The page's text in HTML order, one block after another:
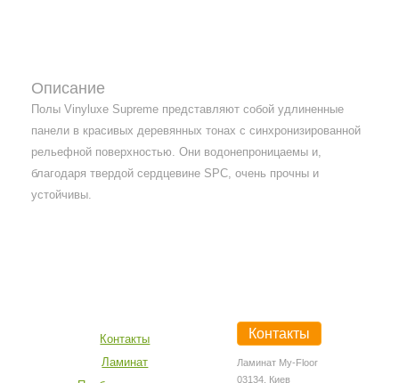
Описание
Полы Vinyluxe Supreme представляют собой удлиненные
панели в красивых деревянных тонах с синхронизированной
рельефной поверхностью. Они водонепроницаемы и,
благодаря твердой сердцевине SPC, очень прочны и
устойчивы.
Контакты
Ламинат My-Floor
03134, Киев
Контакты
Ламинат